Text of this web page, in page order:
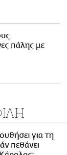
πάλης με
για τη
πεθάνει